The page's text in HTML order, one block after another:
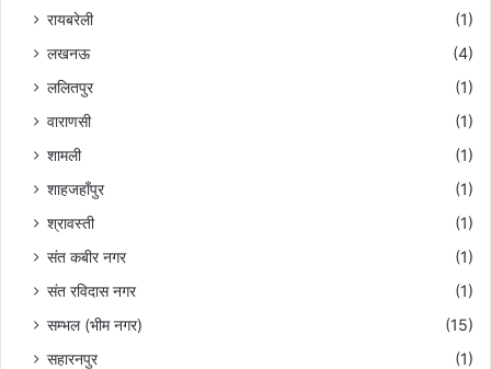
रायबरेली
(1)
लखनऊ
(4)
ललितपुर
(1)
वाराणसी
(1)
शामली
(1)
शाहजहाँपुर
(1)
श्रावस्ती
(1)
संत कबीर नगर
(1)
संत रविदास नगर
(1)
सम्भल (भीम नगर)
(15)
सहारनपुर
(1)